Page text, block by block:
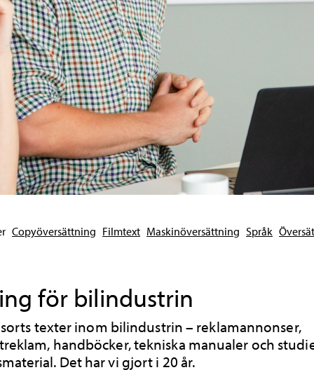
Copyöversättning Filmtext Maskinöversättning Språk
för bilindustrin
texter inom bilindustrin – reklamannonser,
handböcker, tekniska manualer och
Det har vi gjort i 20 år.